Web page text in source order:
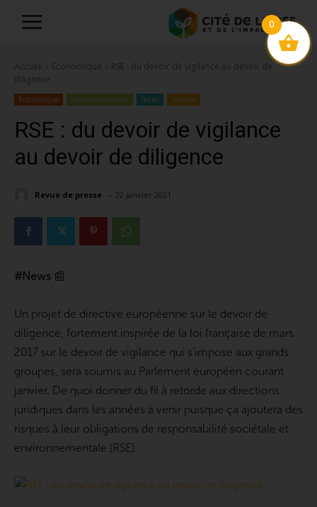
Accueil Économique
RSE : du devoir de vigilance au devoir de
diligence
Économique Environnemental Social Sociétal
RSE : du devoir de vigilance
au devoir de diligence
Revue de presse - 22 janvier 2021
#News 📰
Un projet de directive européenne sur le devoir de
diligence, fortement inspirée de la loi française de mars
2017 sur le devoir de vigilance qui s’impose aux grands
groupes, sera soumis au Parlement européen courant
janvier. De quoi donner du fil à retorde aux directions
juridiques dans les années à venir puisque ça ajoutera des
risques à leur obligations de responsabilité sociétale et
environnementale (RSE).
0